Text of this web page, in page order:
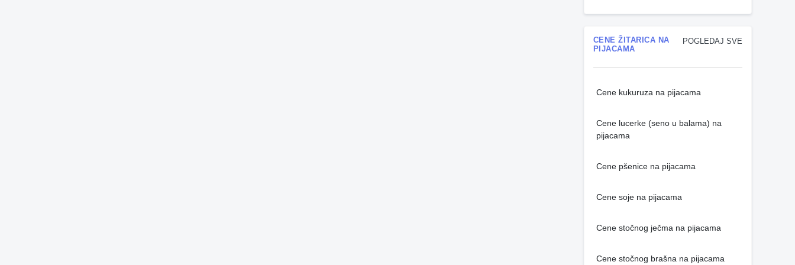
POGLEDAJ SVE
CENE ŽITARICA NA
PIJACAMA
Cene kukuruza na pijacama
Cene lucerke (seno u balama) na
pijacama
Cene pšenice na pijacama
Cene soje na pijacama
Cene stočnog ječma na pijacama
Cene stočnog brašna na pijacama